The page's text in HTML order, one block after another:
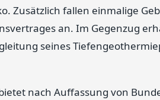
Zusätzlich fallen einmalige
an. Im Gegenzug
seines
nach Auffassung von